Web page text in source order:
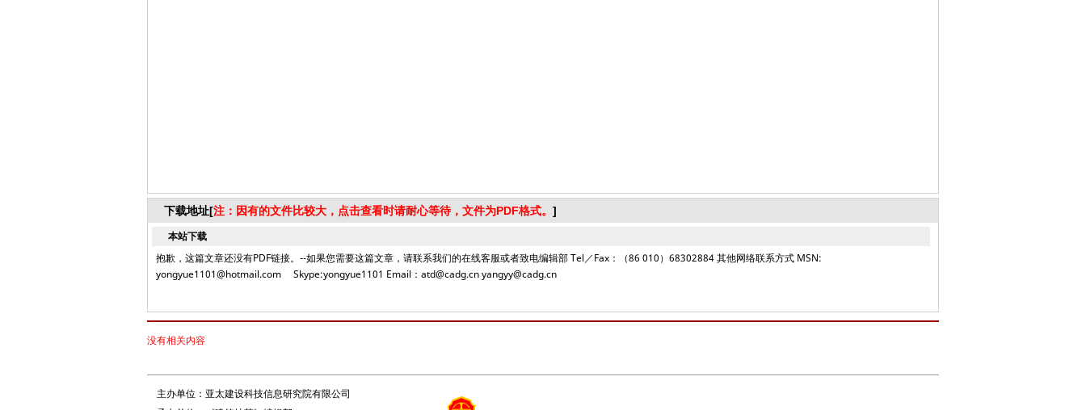
下载地址[注：因有的文件比较大，点击查看时请耐心等待，文件为PDF格式。 ]
本站下载
抱歉，这篇文章还没有PDF链接。--如果您需要这篇文章，请联系我们的在线客服或者致电编辑部 Tel／Fax：（86 010）68302884 其他网络联系方式 MSN:
yongyue1101@hotmail.com Skype:yongyue1101 Email：atd@cadg.cn yangyy@cadg.cn
没有相关内容
主办单位：亚太建设科技信息研究院有限公司